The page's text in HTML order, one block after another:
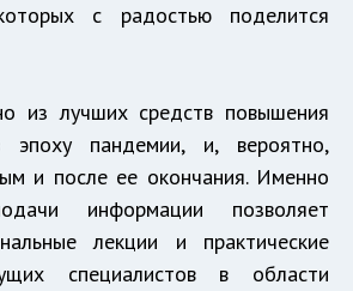
с радостью поделится
из лучших средств повышения
эпоху пандемии, и, вероятно,
и после ее окончания. Именно
информации позволяет
лекции и практические
специалистов в области